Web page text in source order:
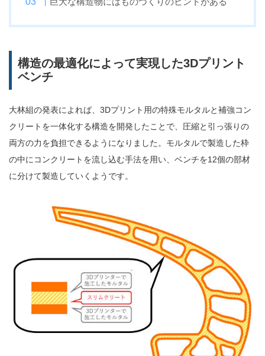
構造の最適化によって実現した3Dプリント
ベンチ
大林組の発表によれば、3Dプリント用の特殊モルタルと補強コン
クリートを一体化する構造を開発したことで、圧縮と引っ張りの
両方の力を負担できるようになりました。モルタルで製造した枠
の中にコンクリートを流し込む手法を用い、ベンチを12個の部材
に分けて製造していくようです。